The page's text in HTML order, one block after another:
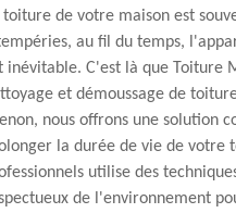
toiture de votre maison est
au fil du temps,
inévitable. C'est là que Toiture
et démoussage de
nous offrons une solution
la durée de vie de votre
utilise des
de l'environnement